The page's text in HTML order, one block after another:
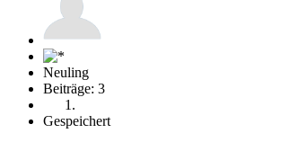
Neuling
Beiträge: 3
Gespeichert